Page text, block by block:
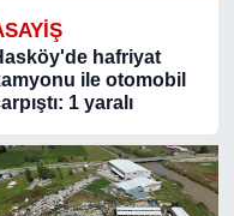
hafriyat
ile otomobil
1 yaralı